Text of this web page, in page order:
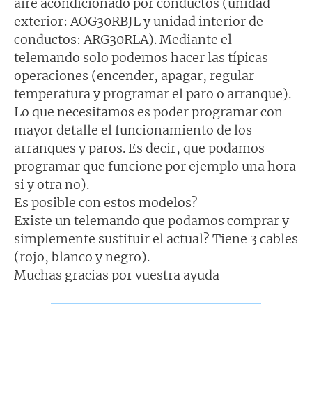
aire acondicionado por conductos (unidad
exterior: AOG30RBJL y unidad interior de
conductos: ARG30RLA). Mediante el
telemando solo podemos hacer las típicas
operaciones (encender, apagar, regular
temperatura y programar el paro o arranque).
Lo que necesitamos es poder programar con
mayor detalle el funcionamiento de los
arranques y paros. Es decir, que podamos
programar que funcione por ejemplo una hora
si y otra no).
Es posible con estos modelos?
Existe un telemando que podamos comprar y
simplemente sustituir el actual? Tiene 3 cables
(rojo, blanco y negro).
Muchas gracias por vuestra ayuda